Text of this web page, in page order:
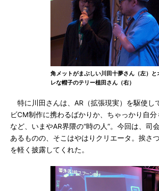
角メットがまぶしい川田十夢さん（左）と
レな帽子のテリー植田さん（右）
特に川田さんは、AR（拡張現実）を駆使し
ビCM制作に携わるばかりか、ちゃっかり自分
など、いまやAR界隈の“時の人”。今回は、司
あるものの、そこはやはりクリエータ。挨さ
を軽く披露してくれた。